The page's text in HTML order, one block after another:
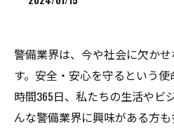
警備業界は、今や社会に欠か
す。安全・安心を守るという
時間365日、私たちの生活やビ
んな警備業界に興味がある方